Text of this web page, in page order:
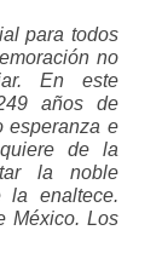
para todos
no
En este
años de
esperanza e
de la
la noble
la enaltece.
México. Los